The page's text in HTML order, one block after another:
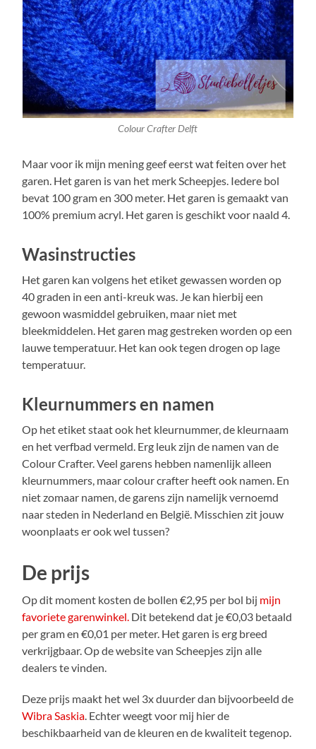
Colour Crafter Delft
Maar voor ik mĳn mening geef eerst wat feiten over het
garen. Het garen is van het merk Scheepjes. Iedere bol
bevat 100 gram en 300 meter. Het garen is gemaakt van
100% premium acryl. Het garen is geschikt voor naald 4.
Wasinstructies
Het garen kan volgens het etiket gewassen worden op
40 graden in een anti-kreuk was. Je kan hierbij een
gewoon wasmiddel gebruiken, maar niet met
bleekmiddelen. Het garen mag gestreken worden op een
lauwe temperatuur. Het kan ook tegen drogen op lage
temperatuur.
Kleurnummers en namen
Op het etiket staat ook het kleurnummer, de kleurnaam
en het verfbad vermeld. Erg leuk zijn de namen van de
Colour Crafter. Veel garens hebben namenlijk alleen
kleurnummers, maar colour crafter heeft ook namen. En
niet zomaar namen, de garens zijn namelijk vernoemd
naar steden in Nederland en België. Misschien zit jouw
woonplaats er ook wel tussen?
De prijs
Op dit moment kosten de bollen €2,95 per bol bij mijn
favoriete garenwinkel. Dit betekend dat je €0,03 betaald
per gram en €0,01 per meter. Het garen is erg breed
verkrijgbaar. Op de website van Scheepjes zijn alle
dealers te vinden.
Deze prijs maakt het wel 3x duurder dan bijvoorbeeld de
Wibra Saskia. Echter weegt voor mij hier de
beschikbaarheid van de kleuren en de kwaliteit tegenop.